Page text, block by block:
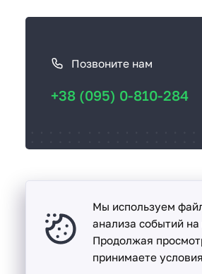
з
Позвоните нам
+38 (095) 0-810-284
Песочин
ул. Надежды, дом. 15-
Мы используем
анализа событий
Продолжая
принимаете